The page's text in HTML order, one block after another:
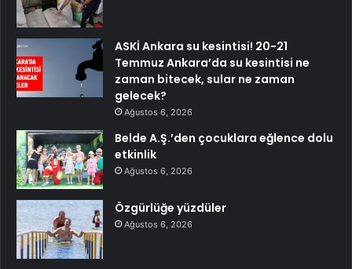
ASKİ Ankara su kesintisi! 20-21
Temmuz Ankara’da su kesintisi ne
zaman bitecek, sular ne zaman
gelecek?
Ağustos 6, 2026
Belde A.Ş.’den çocuklara eğlence dolu
etkinlik
Ağustos 6, 2026
Özgürlüğe yüzdüler
Ağustos 6, 2026